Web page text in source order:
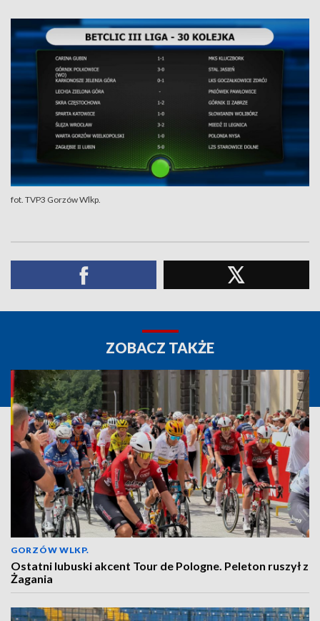
fot. TVP3 Gorzów Wlkp.
ZOBACZ TAKŻE
GORZÓW WLKP.
Ostatni lubuski akcent Tour de Pologne. Peleton ruszył z
Żagania